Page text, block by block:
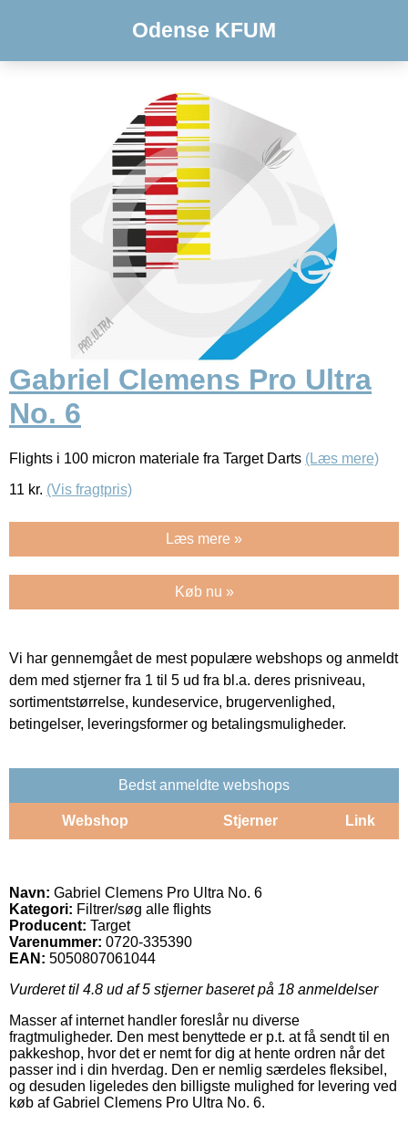
Odense KFUM
Gabriel Clemens Pro Ultra
No. 6
Flights i 100 micron materiale fra Target Darts (Læs mere)
11 kr. (Vis fragtpris)
Læs mere »
Køb nu »
Vi har gennemgået de mest populære webshops og anmeldt
dem med stjerner fra 1 til 5 ud fra bl.a. deres prisniveau,
sortimentstørrelse, kundeservice, brugervenlighed,
betingelser, leveringsformer og betalingsmuligheder.
Bedst anmeldte webshops
Webshop Stjerner Link
Navn: Gabriel Clemens Pro Ultra No. 6
Kategori: Filtrer/søg alle flights
Producent: Target
Varenummer: 0720-335390
EAN: 5050807061044
Vurderet til 4.8 ud af 5 stjerner baseret på 18 anmeldelser
Masser af internet handler foreslår nu diverse
fragtmuligheder. Den mest benyttede er p.t. at få sendt til en
pakkeshop, hvor det er nemt for dig at hente ordren når det
passer ind i din hverdag. Den er nemlig særdeles fleksibel,
og desuden ligeledes den billigste mulighed for levering ved
køb af Gabriel Clemens Pro Ultra No. 6.